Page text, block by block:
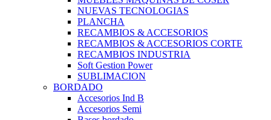
NUEVAS TECNOLOGIAS
PLANCHA
RECAMBIOS & ACCESORIOS
RECAMBIOS & ACCESORIOS CORTE
RECAMBIOS INDUSTRIA
Soft Gestion Power
SUBLIMACION
BORDADO
Accesorios Ind B
Accesorios Semi